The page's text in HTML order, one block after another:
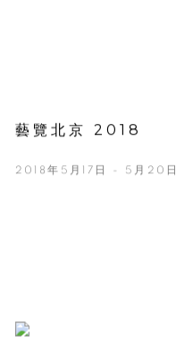
藝覽北京 2018
2018年5月17日 - 5月20日